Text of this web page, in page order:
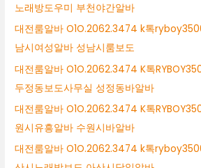
노래방도우미 부천야간알바
대전룸알바 O1O.2062.3474 k톡
남시여성알바 성남시룸보도
대전룸알바 O1O.2062.3474 K톡
두정동보도사무실 성정동바알바
대전룸알바 O1O.2062.3474 K톡
원시유흥알바 수원시바알바
대전룸알바 O1O.2062.3474 k톡